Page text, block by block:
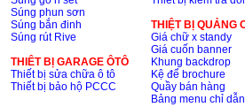
Súng phun sơn
Súng bắn đinh
Súng rút Rive
THIÊT BỊ GARAGE ÔTÔ
Thiết bị sửa chữa ô tô
Thiết bị bảo hộ PCCC
THIỆT BỊ QUẢNG
Giá chữ x standy
Giá cuốn banner
Khung backdrop
Kệ để brochure
Quầy bán hàng
Bảng menu chỉ dẫn